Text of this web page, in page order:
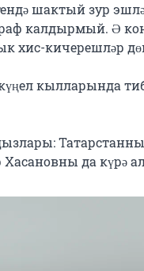
шактый зур
калдырмый. Ә
хис-кичерешләр
кылларында
да күрә